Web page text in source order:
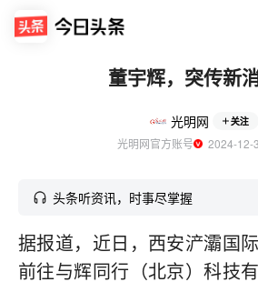
董宇辉，突传新消
光明网 关注
光明网官方账号
2024-
头条听资讯，时事尽掌握
据报道，近日，西安浐灞国
前往与辉同行（北京）科技